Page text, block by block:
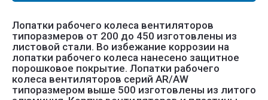
Лопатки рабочего колеса вентиляторов
типоразмеров от 200 до 450 изготовлены из
листовой стали. Во избежание коррозии на
лопатки рабочего колеса нанесено защитное
порошковое покрытие. Лопатки рабочего
колеса вентиляторов серий AR/AW
типоразмером выше 500 изготовлены из литого